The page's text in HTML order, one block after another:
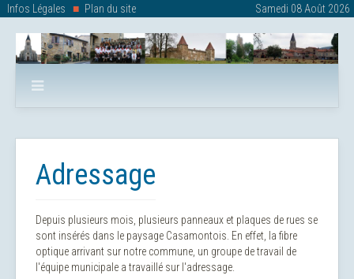
Infos Légales Plan du site Samedi 08 Août 2026
Adressage
Depuis plusieurs mois, plusieurs panneaux et plaques de rues se
sont insérés dans le paysage Casamontois. En effet, la fibre
optique arrivant sur notre commune, un groupe de travail de
l'équipe municipale a travaillé sur l'adressage.